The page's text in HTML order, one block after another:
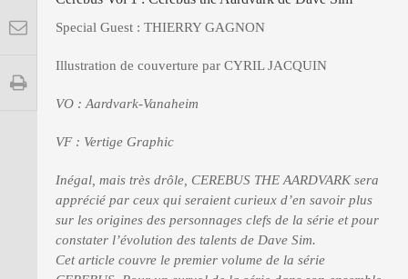
CINE-SERIES-ANIME
MUSIQUE
PRESSE
Special Guest : THIERRY GAGNON
Illustration de couverture par CYRIL JACQUIN
VO : Aardvark-Vanaheim
VF : Vertige Graphic
Inégal, mais très drôle, CEREBUS THE AARDVARK sera
apprécié par ceux qui seraient curieux d’en savoir plus
sur les origines des personnages clefs de la série et pour
constater l’évolution des talents de Dave Sim.
Cet article couvre le premier volume de la série
Présence Punisher Rock Semic
Tornado Urban Vertigo xmen